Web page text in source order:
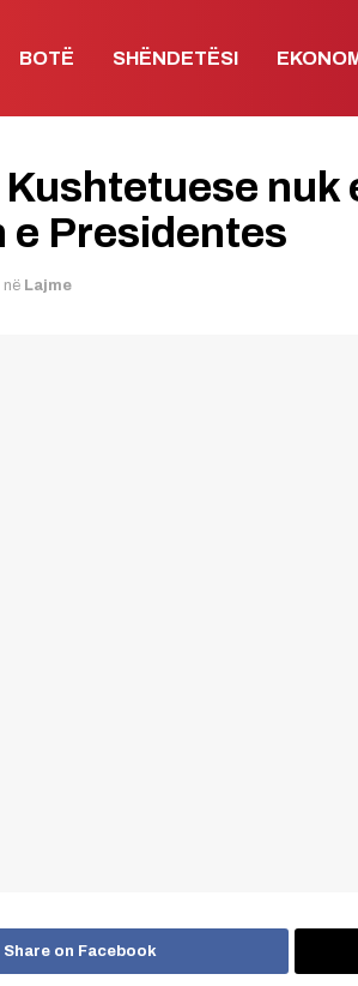
BOTË SHËNDETËSI
nuk
e Presidentes
në Lajme
Share on Facebook